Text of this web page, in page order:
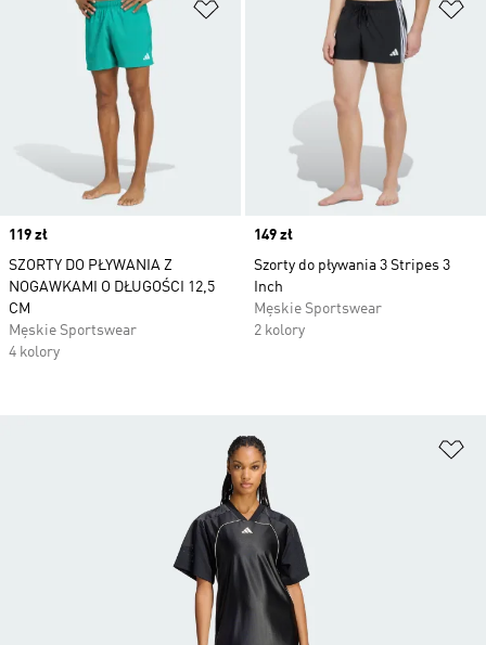
Dodaj do listy życzeń
Price
119 zł
SZORTY DO PŁYWANIA Z
NOGAWKAMI O DŁUGOŚCI 12,5
CM
Męskie Sportswear
4 kolory
Price
149 zł
Szorty do pływania 3 Stripes 3
Inch
Męskie Sportswear
2 kolory